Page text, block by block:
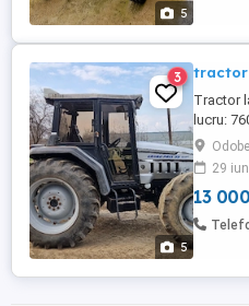
5
5
3 tractor
Tractor
lucru:
turbo.
29
13